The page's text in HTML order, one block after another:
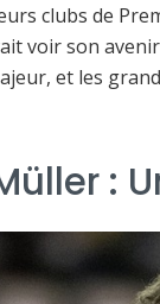
clubs de
voir son
et les
: